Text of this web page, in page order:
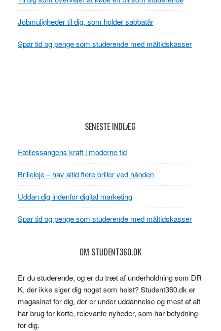
Jobmuligheder til dig, som holder sabbatår
Spar tid og penge som studerende med måltidskasser
SENESTE INDLÆG
Fællessangens kraft i moderne tid
Brilleleje – hav altid flere briller ved hånden
Uddan dig indenfor digital marketing
Spar tid og penge som studerende med måltidskasser
OM STUDENT360.DK
Er du studerende, og er du træt af underholdning som DR
K, der ikke siger dig noget som helst? Student360.dk er
magasinet for dig, der er under uddannelse og mest af alt
har brug for korte, relevante nyheder, som har betydning
for dig.